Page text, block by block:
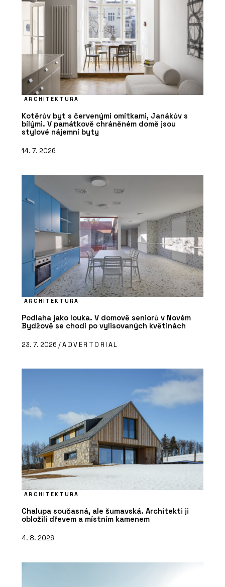
ARCHITEKTURA
Kotěrův byt s červenými omítkami, Janákův s
bílými. V památkově chráněném domě jsou
stylové nájemní byty
14. 7. 2026
ARCHITEKTURA
Podlaha jako louka. V domově seniorů v Novém
Bydžově se chodí po vylisovaných květinách
23. 7. 2026 /ADVERTORIAL
ARCHITEKTURA
Chalupa současná, ale šumavská. Architekti ji
obložili dřevem a místním kamenem
4. 8. 2026